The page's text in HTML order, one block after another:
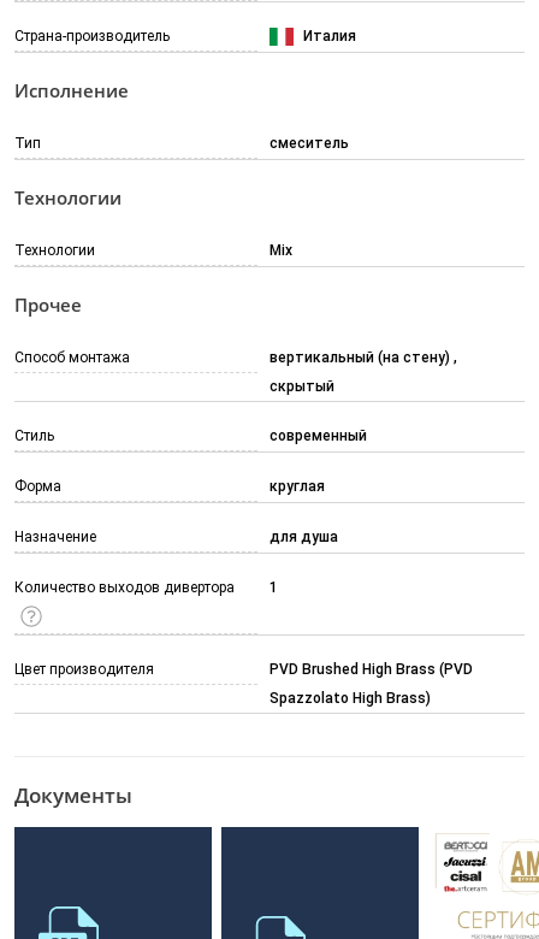
Страна-производитель Италия
Исполнение
Тип смеситель
Технологии
Технологии Mix
Прочее
Способ монтажа
вертикальный (на стену)
скрытый
Стиль современный
Форма круглая
Назначение для душа
Количество выходов дивертора 1
Цвет производителя
PVD Brushed High Brass (PVD
Spazzolato High Brass)
Документы